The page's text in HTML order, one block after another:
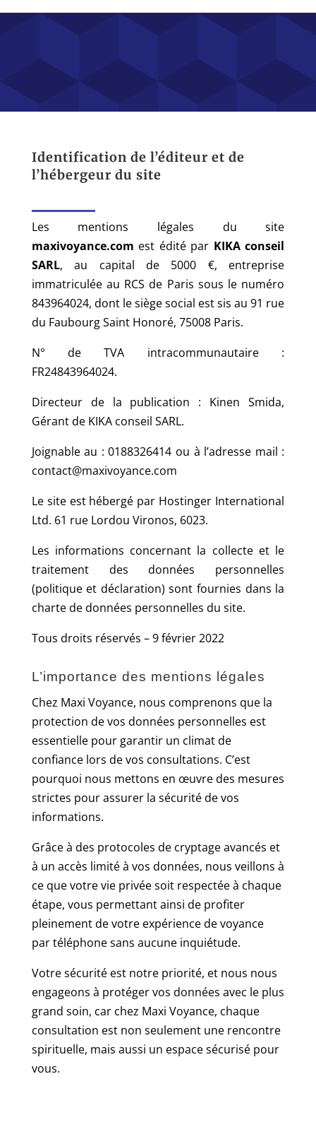
panel
Panel
panel
Panel
panel
Panel
panel
panel
Panel
Panel
panel
panel
panel
satın al
satın al
Panel
panel
panel
Panel
panel
panel
panel
panel
panel
panel
panel
panel
panel
panel
panel
panel
panel
panel
panel
panel
panel
Panel
Identification de l’éditeur et de
l’hébergeur du site
Les mentions légales du site
maxivoyance.com est édité par KIKA conseil
SARL, au capital de 5000 €, entreprise
immatriculée au RCS de Paris sous le numéro
843964024, dont le siège social est sis au 91 rue
du Faubourg Saint Honoré, 75008 Paris.
N° de TVA intracommunautaire :
FR24843964024.
Directeur de la publication : Kinen Smida,
Gérant de KIKA conseil SARL.
Joignable au : 0188326414 ou à l’adresse mail :
contact@maxivoyance.com
Le site est hébergé par Hostinger International
Ltd. 61 rue Lordou Vironos, 6023.
Les informations concernant la collecte et le
traitement des données personnelles
(politique et déclaration) sont fournies dans la
charte de données personnelles du site.
Tous droits réservés – 9 février 2022
L’importance des mentions légales
Chez Maxi Voyance, nous comprenons que la
protection de vos données personnelles est
essentielle pour garantir un climat de
confiance lors de vos consultations. C’est
pourquoi nous mettons en œuvre des mesures
strictes pour assurer la sécurité de vos
informations.
Grâce à des protocoles de cryptage avancés et
à un accès limité à vos données, nous veillons à
ce que votre vie privée soit respectée à chaque
étape, vous permettant ainsi de profiter
pleinement de votre expérience de voyance
par téléphone sans aucune inquiétude.
Votre sécurité est notre priorité, et nous nous
engageons à protéger vos données avec le plus
grand soin, car chez Maxi Voyance, chaque
consultation est non seulement une rencontre
spirituelle, mais aussi un espace sécurisé pour
vous.